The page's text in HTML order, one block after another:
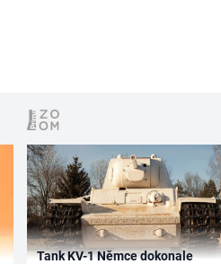
Tank KV-1 Němce dokonale